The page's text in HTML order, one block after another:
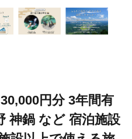
円分 3年間有
神鍋 など 宿泊施設